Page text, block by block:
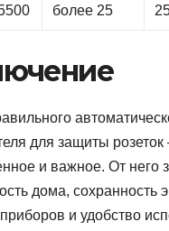
более 25
для защиты
и важное. От него
дома, сохранность
и удобство